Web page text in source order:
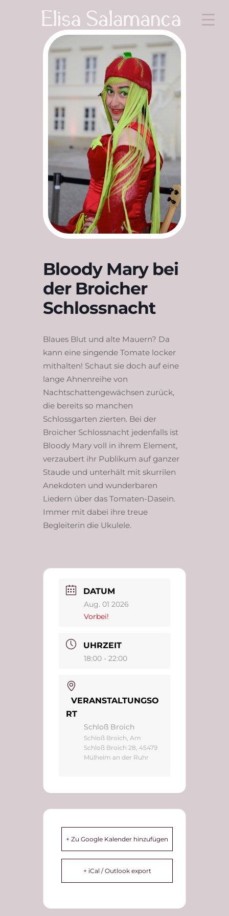
Bloody Mary bei
der Broicher
Schlossnacht
Blaues Blut und alte Mauern? Da
kann eine singende Tomate locker
mithalten! Schaut sie doch auf eine
lange Ahnenreihe von
Nachtschattengewächsen zurück,
die bereits so manchen
Schlossgarten zierten. Bei der
Broicher Schlossnacht jedenfalls ist
Bloody Mary voll in ihrem Element,
verzaubert ihr Publikum auf ganzer
Staude und unterhält mit skurrilen
Anekdoten und wunderbaren
Liedern über das Tomaten-Dasein.
Immer mit dabei ihre treue
Begleiterin die Ukulele.
DATUM
Aug. 01 2026
Vorbei!
UHRZEIT
18:00 - 22:00
VERANSTALTUNGSO
RT
Schloß Broich
Schloß Broich, Am
Schloß Broich 28, 45479
Mülheim an der Ruhr
+ Zu Google Kalender hinzufügen
+ iCal / Outlook export